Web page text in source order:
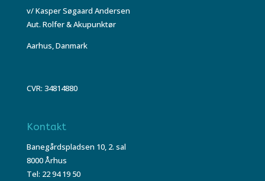
v/ Kasper Søgaard Andersen
Aut. Rolfer & Akupunktør
Aarhus, Danmark
CVR: 34814880
Kontakt
Banegårdspladsen 10, 2. sal
8000 Århus
Tel: 22 94 19 50